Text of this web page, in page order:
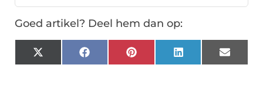
Goed artikel? Deel hem dan op:
X
(Twitter)
FacebookPinterest LinkedIn Email